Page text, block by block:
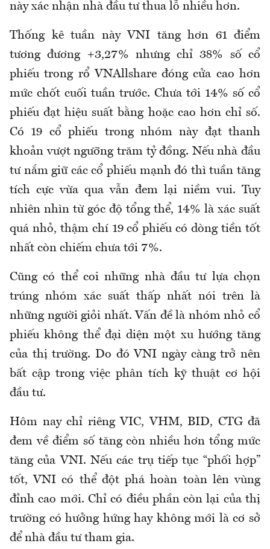
này xác nhận nhà đầu tư thua lỗ nhiều hơn.
Thống kê tuần này VNI tăng hơn 61 điểm
tương đương +3,27% nhưng chỉ 38% số cổ
phiếu trong rổ VNAllshare đóng cửa cao hơn
mức chốt cuối tuần trước. Chưa tới 14% số cổ
phiếu đạt hiệu suất bằng hoặc cao hơn chỉ số.
Có 19 cổ phiếu trong nhóm này đạt thanh
khoản vượt ngưỡng trăm tỷ đồng. Nếu nhà đầu
tư nắm giữ các cổ phiếu mạnh đó thì tuần tăng
tích cực vừa qua vẫn đem lại niềm vui. Tuy
nhiên nhìn từ góc độ tổng thể, 14% là xác suất
quá nhỏ, thậm chí 19 cổ phiếu có dòng tiền tốt
nhất còn chiếm chưa tới 7%.
Cũng có thể coi những nhà đầu tư lựa chọn
trúng nhóm xác suất thấp nhất nói trên là
những người giỏi nhất. Vấn đề là nhóm nhỏ cổ
phiếu không thể đại diện một xu hướng tăng
của thị trường. Do đó VNI ngày càng trở nên
bất cập trong việc phân tích kỹ thuật cơ hội
đầu tư.
Hôm nay chỉ riêng VIC, VHM, BID, CTG đã
đem về điểm số tăng còn nhiều hơn tổng mức
tăng của VNI. Nếu các trụ tiếp tục “phối hợp”
tốt, VNI có thể đột phá hoàn toàn lên vùng
đỉnh cao mới. Chỉ có điều phần còn lại của thị
trường có hưởng hứng hay không mới là cơ sở
để nhà đầu tư tham gia.